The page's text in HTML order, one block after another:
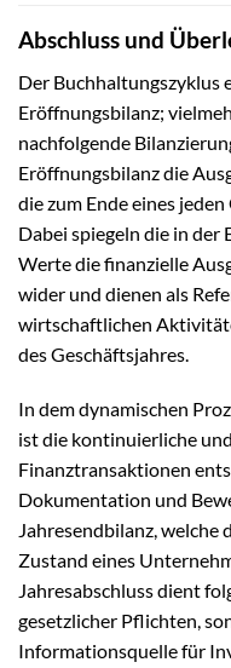
Abschluss und
Der Buchhaltungszyklus
Eröffnungsbilanz;
nachfolgende
Eröffnungsbilanz die
die zum Ende eines
Dabei spiegeln die in
Werte die finanzielle
wider und dienen als
wirtschaftlichen
des Geschäftsjahres.
In dem dynamischen
ist die kontinuierliche
Finanztransaktionen
Dokumentation und
Jahresendbilanz, welche
Zustand eines
Jahresabschluss dient
gesetzlicher Pflichten,
Informationsquelle für